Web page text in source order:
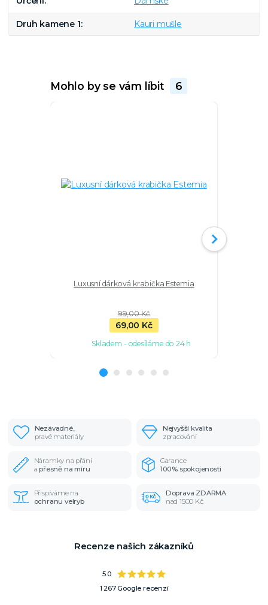
Druh kamene 1 Kauri mušle
Mohlo by se vám líbit 6
Luxusní dárková krabička Estemia
99,00 Kč
69,00 Kč
Skladem - odesíláme do 24 h
Nezávadné,
pravé materiály
Nejvyšší kvalita
zpracování
Náramky na přání
apřesně na míru
Garance
100% spokojenosti
Přispíváme na
ochranu velryb
Doprava ZDARMA
nad 1500 Kč
Recenze našich zákazníků
5.0
1 267 Google recenzí